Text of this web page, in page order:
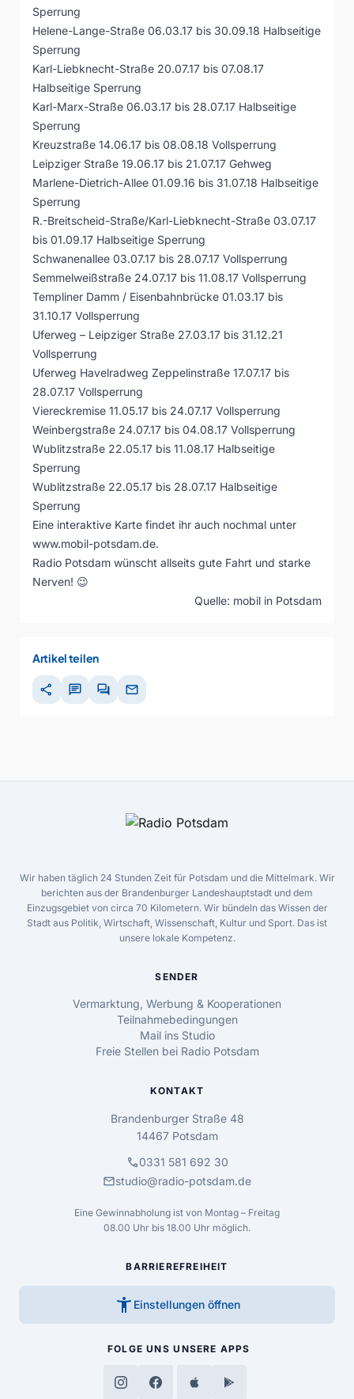
Sperrung
Helene-Lange-Straße 06.03.17 bis 30.09.18 Halbseitige
Sperrung
Karl-Liebknecht-Straße 20.07.17 bis 07.08.17
Halbseitige Sperrung
Karl-Marx-Straße 06.03.17 bis 28.07.17 Halbseitige
Sperrung
Kreuzstraße 14.06.17 bis 08.08.18 Vollsperrung
Leipziger Straße 19.06.17 bis 21.07.17 Gehweg
Marlene-Dietrich-Allee 01.09.16 bis 31.07.18 Halbseitige
Sperrung
R.-Breitscheid-Straße/Karl-Liebknecht-Straße 03.07.17
bis 01.09.17 Halbseitige Sperrung
Schwanenallee 03.07.17 bis 28.07.17 Vollsperrung
Semmelweißstraße 24.07.17 bis 11.08.17 Vollsperrung
Templiner Damm / Eisenbahnbrücke 01.03.17 bis
31.10.17 Vollsperrung
Uferweg – Leipziger Straße 27.03.17 bis 31.12.21
Vollsperrung
Uferweg Havelradweg Zeppelinstraße 17.07.17 bis
28.07.17 Vollsperrung
Viereckremise 11.05.17 bis 24.07.17 Vollsperrung
Weinbergstraße 24.07.17 bis 04.08.17 Vollsperrung
Wublitzstraße 22.05.17 bis 11.08.17 Halbseitige
Sperrung
Wublitzstraße 22.05.17 bis 28.07.17 Halbseitige
Sperrung
Eine interaktive Karte findet ihr auch nochmal unter
www.mobil-potsdam.de.
Radio Potsdam wünscht allseits gute Fahrt und starke
Nerven! 😉
Quelle: mobil in Potsdam
Artikel teilen
share chat forum mail
Wir haben täglich 24 Stunden Zeit für Potsdam und die Mittelmark. Wir
berichten aus der Brandenburger Landeshauptstadt und dem
Einzugsgebiet von circa 70 Kilometern. Wir bündeln das Wissen der
Stadt aus Politik, Wirtschaft, Wissenschaft, Kultur und Sport. Das ist
unsere lokale Kompetenz.
SENDER
Vermarktung, Werbung & Kooperationen
Teilnahmebedingungen
Mail ins Studio
Freie Stellen bei Radio Potsdam
KONTAKT
Brandenburger Straße 48
14467 Potsdam
call0331 581 692 30
mailstudio@radio-potsdam.de
Eine Gewinnabholung ist von Montag – Freitag
08.00 Uhr bis 18.00 Uhr möglich.
BARRIEREFREIHEIT
accessibility_new Einstellungen öffnen
FOLGE UNS UNSERE APPS